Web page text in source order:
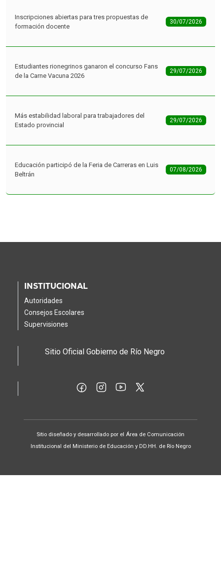
Inscripciones abiertas para tres propuestas de
formación docente
30/07/2026
Estudiantes rionegrinos ganaron el concurso Fans
de la Carne Vacuna 2026
29/07/2026
Más estabilidad laboral para trabajadores del
Estado provincial
29/07/2026
Educación participó de la Feria de Carreras en Luis
Beltrán
07/08/2026
INSTITUCIONAL
Autoridades
Consejos Escolares
Supervisiones
Sitio Oficial Gobierno de Río Negro
Sitio diseñado y desarrollado por el Área de Comunicación
Institucional del Ministerio de Educación y DD.HH. de Río Negro